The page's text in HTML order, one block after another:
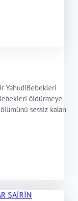
YahudiBebekleri
öldürmeye
sessiz kalan